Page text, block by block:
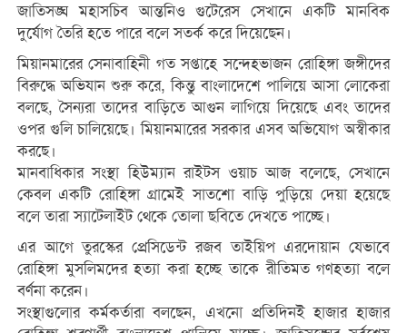
জাতিসঙ্ঘ মহাসচিব আন্তনিও গুটেরেস সেখানে একটি মানবিক
দুর্যোগ তৈরি হতে পারে বলে সতর্ক করে দিয়েছেন।
মিয়ানমারের সেনাবাহিনী গত সপ্তাহে সন্দেহভাজন রোহিঙ্গা জঙ্গীদের
বিরুদ্ধে অভিযান শুরু করে, কিন্তু বাংলাদেশে পালিয়ে আসা লোকেরা
বলছে, সৈন্যরা তাদের বাড়িতে আগুন লাগিয়ে দিয়েছে এবং তাদের
ওপর গুলি চালিয়েছে। মিয়ানমারের সরকার এসব অভিযোগ অস্বীকার
করছে।
মানবাধিকার সংস্থা হিউম্যান রাইটস ওয়াচ আজ বলেছে, সেখানে
কেবল একটি রোহিঙ্গা গ্রামেই সাতশো বাড়ি পুড়িয়ে দেয়া হয়েছে
বলে তারা স্যাটেলাইট থেকে তোলা ছবিতে দেখতে পাচ্ছে।
এর আগে তুরস্কের প্রেসিডেন্ট রজব তাইয়িপ এরদোয়ান যেভাবে
রোহিঙ্গা মুসলিমদের হত্যা করা হচ্ছে তাকে রীতিমত গণহত্যা বলে
বর্ণনা করেন।
সংস্থাগুলোর কর্মকর্তারা বলছেন, এখনো প্রতিদিনই হাজার হাজার